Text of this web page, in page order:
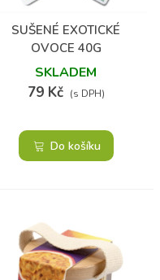
SUŠENÉ EXOTICKÉ
OVOCE 40G
SKLADEM
79 Kč (s DPH)
Do košíku